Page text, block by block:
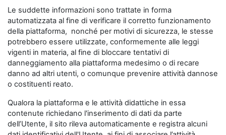
Le suddette informazioni sono trattate in forma
automatizzata al fine di verificare il corretto funzionamento
della piattaforma, nonché per motivi di sicurezza, le stesse
potrebbero essere utilizzate, conformemente alle leggi
vigenti in materia, al fine di bloccare tentativi di
danneggiamento alla piattaforma medesimo o di recare
danno ad altri utenti, o comunque prevenire attività dannose
o costituenti reato.
Qualora la piattaforma e le attività didattiche in essa
contenute richiedano l'inserimento di dati da parte
dell’Utente, il sito rileva automaticamente e registra alcuni